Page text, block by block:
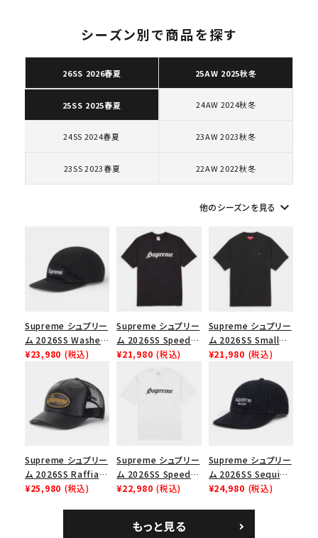
ショルダー・ウエストバッグ
ボックスロゴ ブラックスウェット
カテゴリーから探す
コラボレーションブランドから探す
並び順
円 ～
円
在庫のない商品を表示する
絞り込んで検索する
シーズン別で商品を探す
26SS 2026春夏 25AW 2025秋冬
25SS 2025春夏 24AW 2024秋冬
24SS 2024春夏 23AW 2023秋冬
23SS 2023春夏 22AW 2022秋冬
他のシーズンを見る keyboard_arrow_down
Supreme シュプリー
ム 2026SS Washed
Chino Twill Camp
ノツイル キャンプキャ
ップ ブラック
¥23,980 (税込)
Supreme シュプリー
ム 2026SS Speed
Tee スピードTシャツ
¥21,980 (税込)
Supreme シュプリー
ム 2026SS Small
Box Tee スモールボ
¥21,980 (税込)
Supreme シュプリー
ム 2026SS Raffia
Mesh Back 5-Panel
¥25,980 (税込)
Supreme シュプリー
ム 2026SS Speed
Tee スピードTシャツ
¥22,980 (税込)
Supreme シュプリー
ム 2026SS Sequin
Denim Classic
シックロゴ 6パネルキ
¥24,980 (税込)
もっと見る